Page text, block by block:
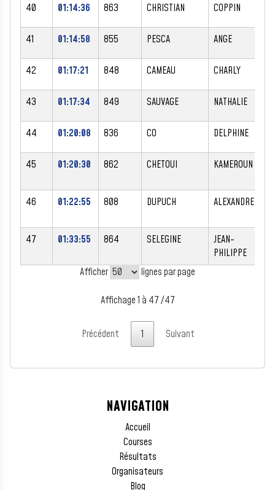
40 01:14:36 863 CHRISTIAN COPPIN
41 01:14:58 855 PESCA ANGE
42 01:17:21 848 CAMEAU CHARLY
43 01:17:34 849 SAUVAGE NATHALIE
44 01:20:08 836 CO DELPHINE
45 01:20:30 862 CHETOUI KAMEROUN
46 01:22:55 808 DUPUCH ALEXANDRE
47 01:33:55 864 SELEGINE
JEAN-
PHILIPPE
Afficher lignes par page
Affichage 1 à 47 /47
Précédent 1 Suivant
NAVIGATION
Accueil
Courses
Résultats
Organisateurs
Blog